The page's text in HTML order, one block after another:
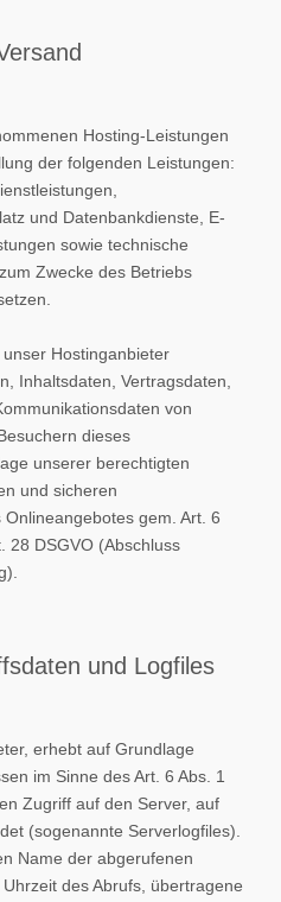
Hosting-Leistungen
der folgenden Leistungen:
und Datenbankdienste, E-
sowie technische
Zwecke des Betriebs
Hostinganbieter
Inhaltsdaten, Vertragsdaten,
von
dieses
unserer berechtigten
und sicheren
gem. Art. 6
28 DSGVO (Abschluss
und Logfiles
erhebt auf Grundlage
im Sinne des Art. 6 Abs. 1
Zugriff auf den Server, auf
(sogenannte Serverlogfiles).
Name der abgerufenen
des Abrufs, übertragene